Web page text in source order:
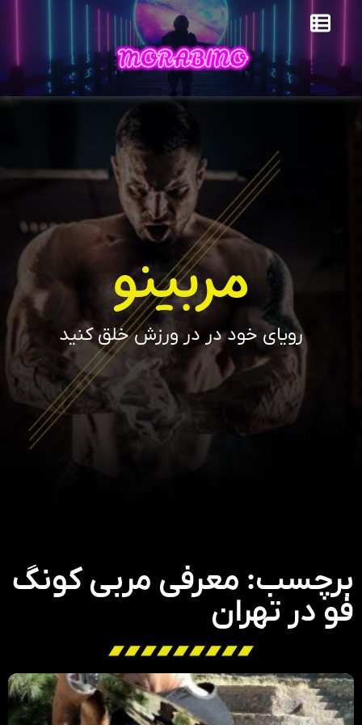
مربینو
رویای خود در در ورزش خلق کنید
برچسب: معرفی مربی کونگ
فو در تهران